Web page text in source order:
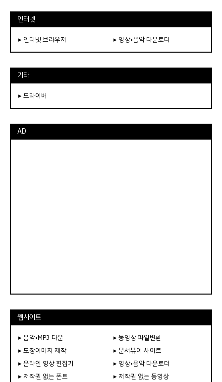
인터넷
▸ 인터넷 브라우저 ▸ 영상•음악 다운로더
기타
▸ 드라이버
AD
웹사이트
▸ 음악•MP3 다운
▸ 동영상 파일변환
▸ 도장이미지 제작
▸ 문서뷰어 사이트
▸ 온라인 영상 편집기
▸ 영상•음악 다운로더
▸ 저작권 없는 폰트
▸ 저작권 없는 동영상